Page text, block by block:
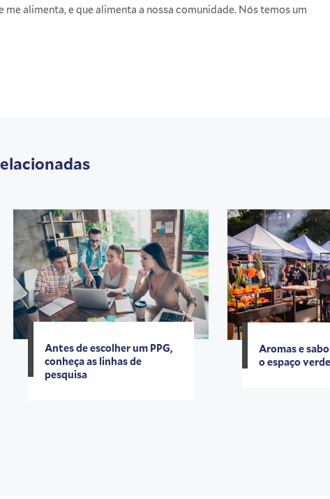
alimenta, e que alimenta a nossa comunidade. Nós temos um
Antes de escolher um PPG,
conheça as linhas de
pesquisa
Aromas e
o espaço